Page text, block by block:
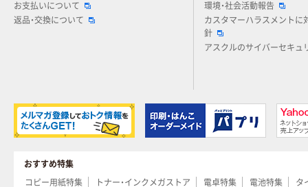
お支払いについて
返品・交換について
環境・社会活動報告
カスタマーハラスメントに
針
アスクルのサイバーセキュ
おすすめ特集
コピー用紙特集
トナー・インクメガストア 電卓特集 電池特集 タ